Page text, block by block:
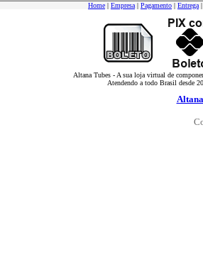
Home | Empresa | Pagamento | Entrega |
Altana Tubes - A sua loja virtual de
Atendendo a todo Brasil desde